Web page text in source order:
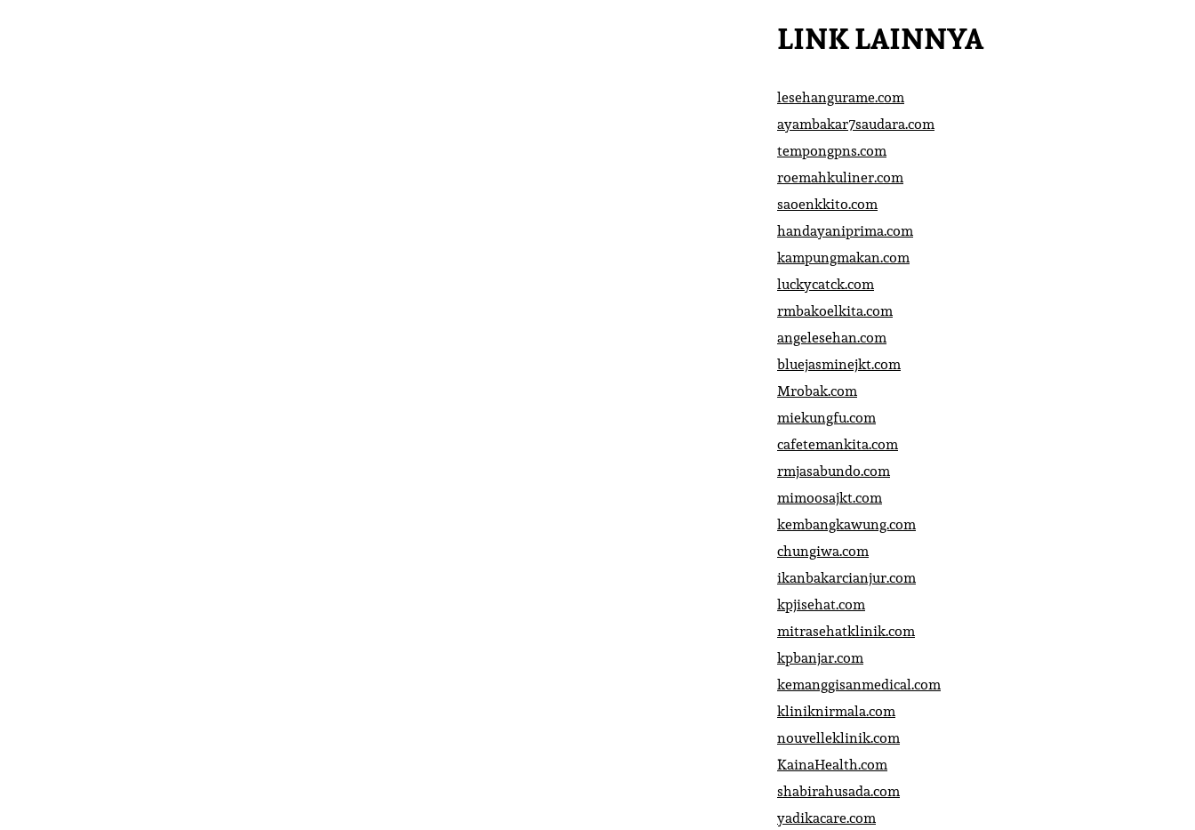
LINK LAINNYA
lesehangurame.com
ayambakar7saudara.com
tempongpns.com
roemahkuliner.com
saoenkkito.com
handayaniprima.com
kampungmakan.com
luckycatck.com
rmbakoelkita.com
angelesehan.com
bluejasminejkt.com
Mrobak.com
miekungfu.com
cafetemankita.com
rmjasabundo.com
mimoosajkt.com
kembangkawung.com
chungiwa.com
ikanbakarcianjur.com
kpjisehat.com
mitrasehatklinik.com
kpbanjar.com
kemanggisanmedical.com
kliniknirmala.com
nouvelleklinik.com
KainaHealth.com
shabirahusada.com
yadikacare.com